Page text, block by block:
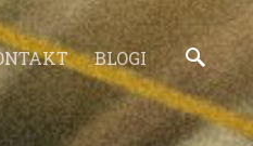
BLOGI